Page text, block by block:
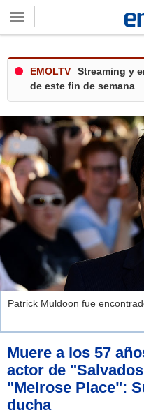
EMOLTV
Streaming y
de este fin de semana
Patrick Muldoon fue
Muere a los 57
actor de
"Melrose Place":
ducha